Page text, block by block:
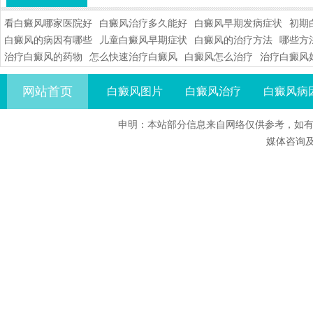
看白癜风哪家医院好 白癜风治疗多久能好 白癜风早期发病症状
初期
白癜风的病因有哪些
儿童白癜风早期症状 白癜风的治疗方法
哪些方
治疗白癜风的药物
怎么快速治疗白癜风 白癜风怎么治疗 治疗白癜风
网站首页 白癜风图片 白癜风治疗 白癜风病
申明：本站部分信息来自网络仅供参考，如
媒体咨询